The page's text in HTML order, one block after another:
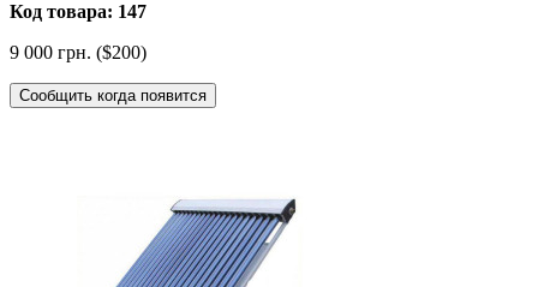
Код товара: 147
9 000 грн. ($200)
Сообщить когда появится